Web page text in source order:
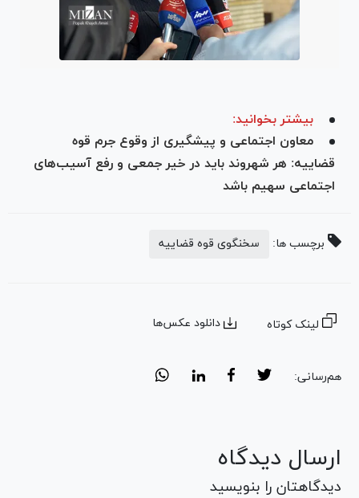
بیشتر بخوانید:
معاون اجتماعی و پیشگیری از وقوع جرم قوه
قضاییه: هر شهروند باید در خیر جمعی و رفع آسیب‌های
اجتماعی سهیم باشد
برچسب ها: سخنگوی قوه قضاییه
لینک کوتاه دانلود عکس‌ها
هم‌رسانی:
ارسال دیدگاه
دیدگاهتان را بنویسید